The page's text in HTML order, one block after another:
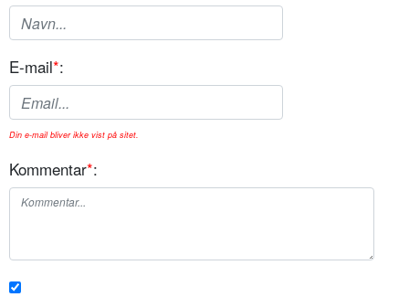
E-mail*:
Din e-mail bliver ikke vist på sitet.
Kommentar*: